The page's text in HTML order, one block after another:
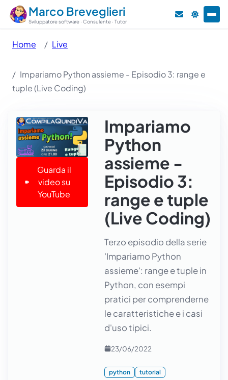
Marco Breveglieri
Sviluppatore software · Consulente · Tutor
Home Live
Impariamo Python assieme - Episodio 3: range e
tuple (Live Coding)
Guarda il
video su
YouTube
Impariamo
Python
assieme -
Episodio 3:
range e tuple
(Live Coding)
Terzo episodio della serie
'Impariamo Python
assieme': range e tuple in
Python, con esempi
pratici per comprenderne
le caratteristiche e i casi
d'uso tipici.
23/06/2022
python tutorial